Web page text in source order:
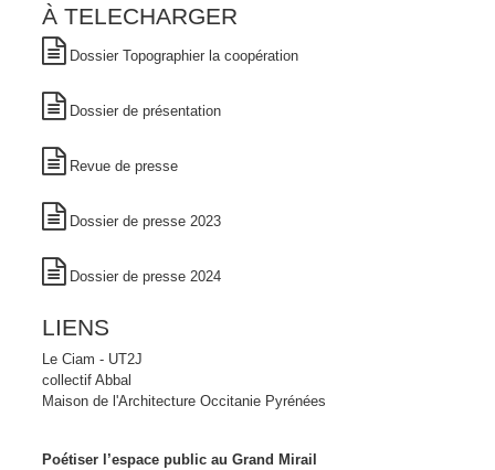
À TELECHARGER
Dossier Topographier la coopération
Dossier de présentation
Revue de presse
Dossier de presse 2023
Dossier de presse 2024
LIENS
Le Ciam - UT2J
collectif Abbal
Maison de l'Architecture Occitanie Pyrénées
Poétiser l’espace public au Grand Mirail